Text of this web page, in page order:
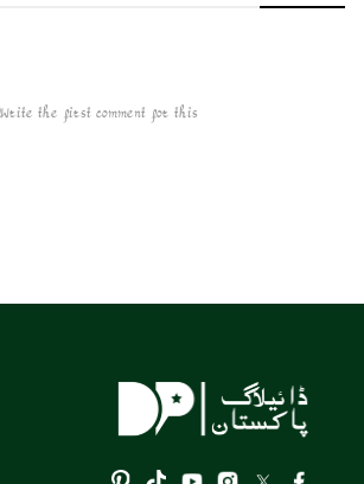
Write the first comment for this!